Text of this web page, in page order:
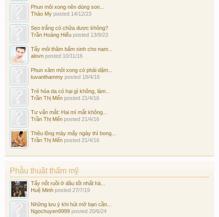
Phun môi xong nên dùng son...
Thảo My posted 14/12/23
Sẹo trắng có chữa được không?
Trần Hoàng Hiếu posted 13/9/23
Tẩy môi thâm bẩm sinh cho nam...
alovn posted 10/11/16
Phun xăm môi xong có phải dặm...
tuvanthammy posted 18/4/16
Trẻ hóa da có hại gì không, làm...
Trần Thị Mến posted 21/4/16
Tư vấn mắt: Hai mí mắt không...
Trần Thị Mến posted 21/4/16
Thêu lông mày mấy ngày thì bong...
Trần Thị Mến posted 21/4/16
Phẫu thuật thẩm mỹ
Tẩy nốt ruồi ở đâu tốt nhất hà...
Huệ Minh posted 27/7/19
Những lưu ý khi hút mỡ bạn cần...
Ngochuyen9999 posted 20/6/24